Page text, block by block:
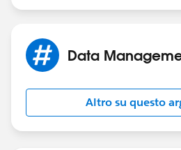
Data
Altro su questo